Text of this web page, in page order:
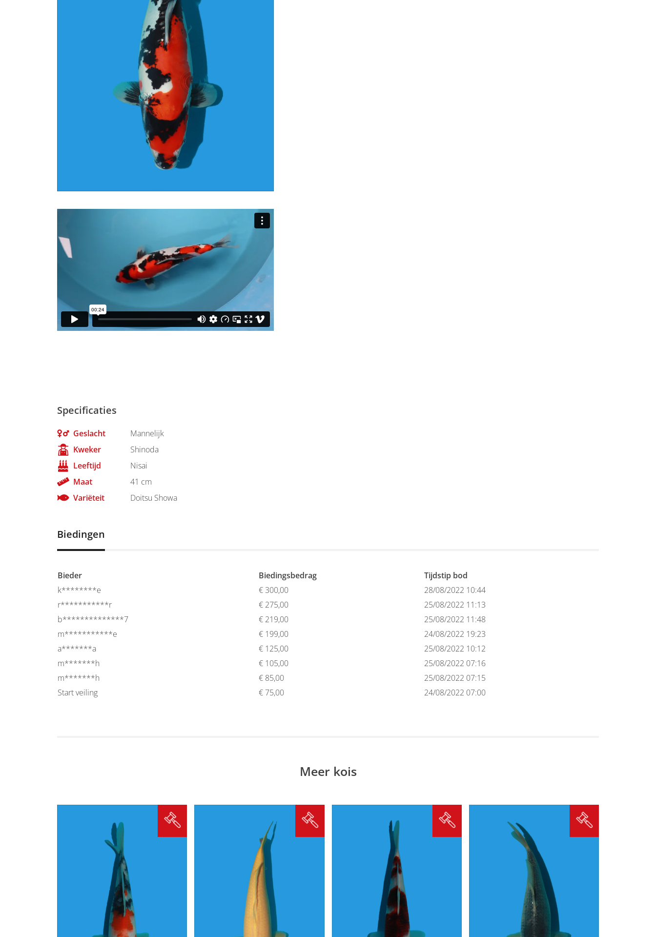
Specificaties
Geslacht
Mannelijk
Kweker
Shinoda
Leeftijd
Nisai
Maat
41 cm
Variëteit
Doitsu Showa
Biedingen
Bieder Biedingsbedrag
Tijdstip bod
k********e
€ 300,00
28/08/2022 10:44
r***********r
€ 275,00
25/08/2022 11:13
b**************7
€ 219,00
25/08/2022 11:48
m***********e
€ 199,00
24/08/2022 19:23
a*******a
€ 125,00
25/08/2022 10:12
m*******h
€ 105,00
25/08/2022 07:16
m*******h
€ 85,00
25/08/2022 07:15
Start veiling
€ 75,00 24/08/2022 07:00
Meer kois